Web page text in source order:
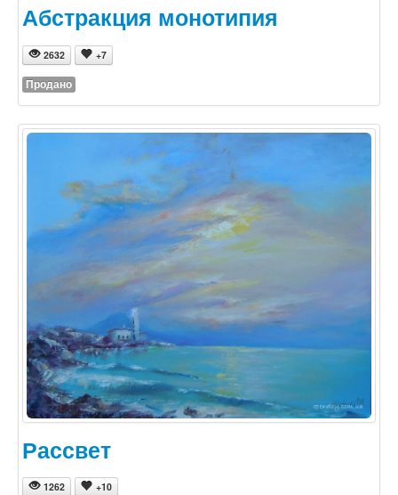
Абстракция монотипия
2632 +7
Продано
Рассвет
1262 +10